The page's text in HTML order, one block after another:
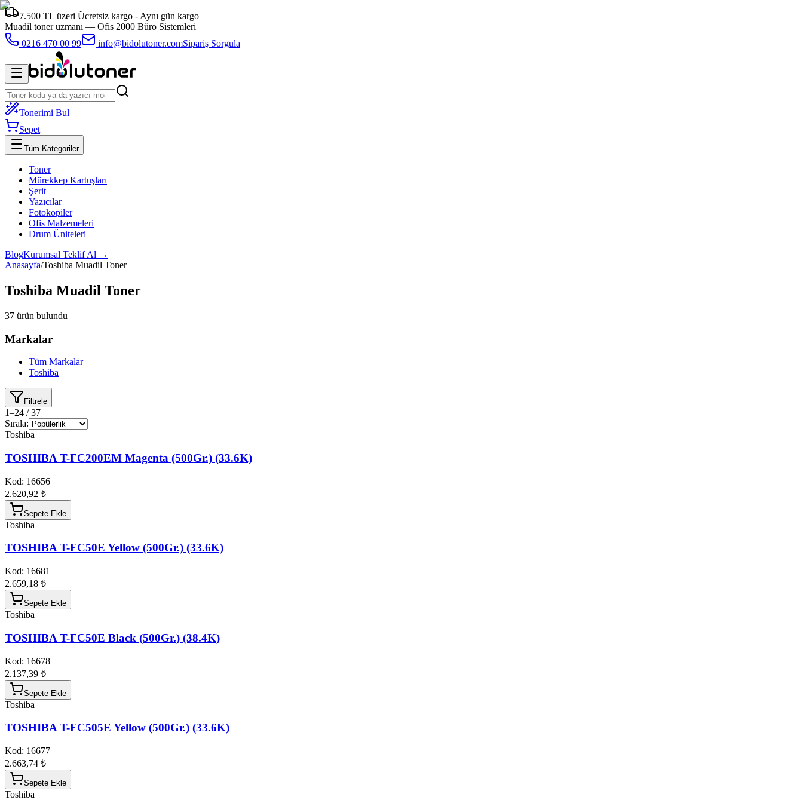
7.500 TL üzeri Ücretsiz kargo - Aynı gün kargo
Muadil toner uzmanı — Ofis 2000 Büro Sistemleri
0216 470 00 99
info@bidolutoner.comSipariş Sorgula
Tonerimi Bul
Sepet
Tüm Kategoriler
Toner
Mürekkep Kartuşları
Şerit
Yazıcılar
Fotokopiler
Ofis Malzemeleri
Drum Üniteleri
BlogKurumsal Teklif Al →
Anasayfa/Toshiba Muadil Toner
Toshiba Muadil Toner
37 ürün bulundu
Markalar
Tüm Markalar
Toshiba
Filtrele
1–24 / 37
Sırala:
Toshiba
TOSHIBA T-FC200EM Magenta (500Gr.) (33.6K)
Kod: 16656
2.620,92 ₺
Sepete Ekle
Toshiba
TOSHIBA T-FC50E Yellow (500Gr.) (33.6K)
Kod: 16681
2.659,18 ₺
Sepete Ekle
Toshiba
TOSHIBA T-FC50E Black (500Gr.) (38.4K)
Kod: 16678
2.137,39 ₺
Sepete Ekle
Toshiba
TOSHIBA T-FC505E Yellow (500Gr.) (33.6K)
Kod: 16677
2.663,74 ₺
Sepete Ekle
Toshiba